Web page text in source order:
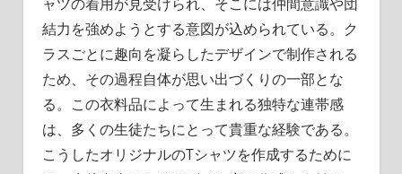
結力を強めようとする意図が込められている。ク
ラスごとに趣向を凝らしたデザインで制作される
ため、その過程自体が思い出づくりの一部とな
る。この衣料品によって生まれる独特な連帯感
は、多くの生徒たちにとって貴重な経験である。
こうしたオリジナルのTシャツを作成するために